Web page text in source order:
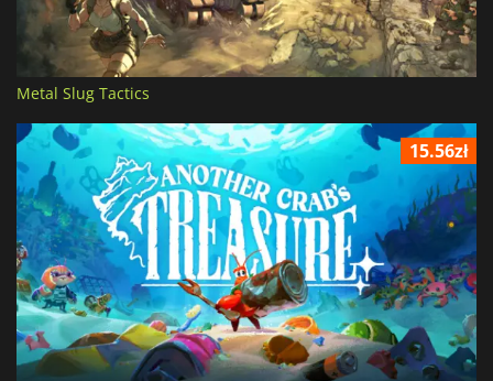
Metal Slug Tactics
15.56zł